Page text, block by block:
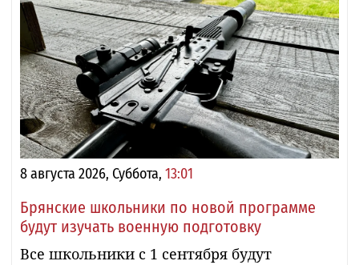
8 августа 2026, Суббота, 13:01
Брянские школьники по новой программе
будут изучать военную подготовку
Все школьники с 1 сентября будут